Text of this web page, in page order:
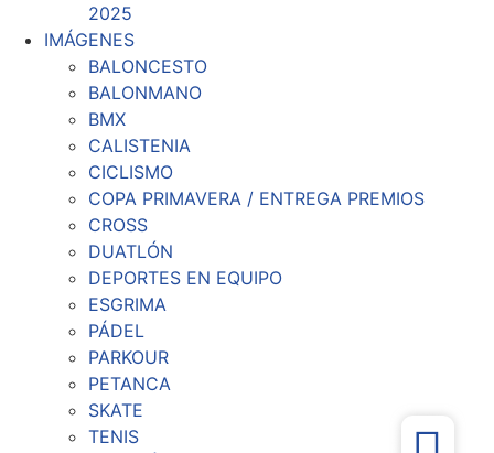
2025
IMÁGENES
BALONCESTO
BALONMANO
BMX
CALISTENIA
CICLISMO
COPA PRIMAVERA / ENTREGA PREMIOS
CROSS
DUATLÓN
DEPORTES EN EQUIPO
ESGRIMA
PÁDEL
PARKOUR
PETANCA
SKATE
TENIS